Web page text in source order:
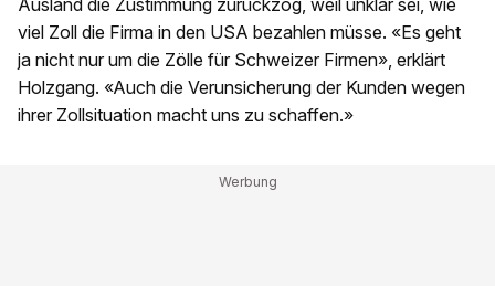
Ausland die Zustimmung zurückzog, weil unklar sei, wie
viel Zoll die Firma in den USA bezahlen müsse. «Es geht
ja nicht nur um die Zölle für Schweizer Firmen», erklärt
Holzgang. «Auch die Verunsicherung der Kunden wegen
ihrer Zollsituation macht uns zu schaffen.»